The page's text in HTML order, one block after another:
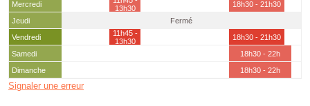
Mercredi
13h30
18h30 - 21h30
Jeudi
Fermé
Vendredi
11h45 -
13h30
18h30 - 21h30
Samedi
18h30 - 22h
Dimanche
18h30 - 22h
Signaler une erreur